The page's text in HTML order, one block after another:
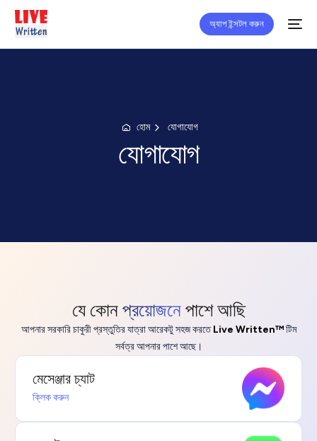
অ্যাপ ইন্সটল করুন
হোম যোগাযোগ
যোগাযোগ
যে কোনপ্রয়োজনেপাশে আছি
আপনার সরকারি চাকুরী প্রস্তুতির যাত্রা আরেকটু সহজ করতেLive Written™টিম
সর্বত্র আপনার পাশে আছে।
মেসেঞ্জার চ্যাট
ক্লিক করুন